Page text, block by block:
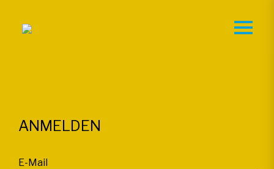
ANMELDEN
E-Mail